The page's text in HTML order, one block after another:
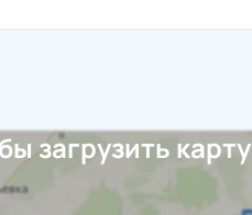
загрузить карту